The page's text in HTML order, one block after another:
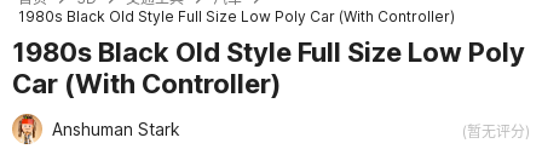
1980s Black Old Style Full Size Low Poly Car (With Controller)
1980s Black Old Style Full Size Low Poly
Car (With Controller)
Anshuman Stark (暂无评分)